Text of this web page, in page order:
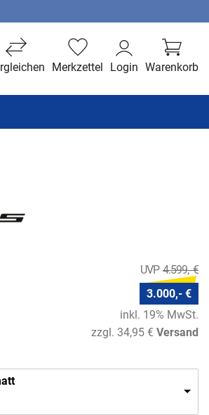
Warenkorb
Login
Merkzettel
4.599,- €
3.000,- €
inkl. 19% MwSt.
zzgl. 34,95 € Versand